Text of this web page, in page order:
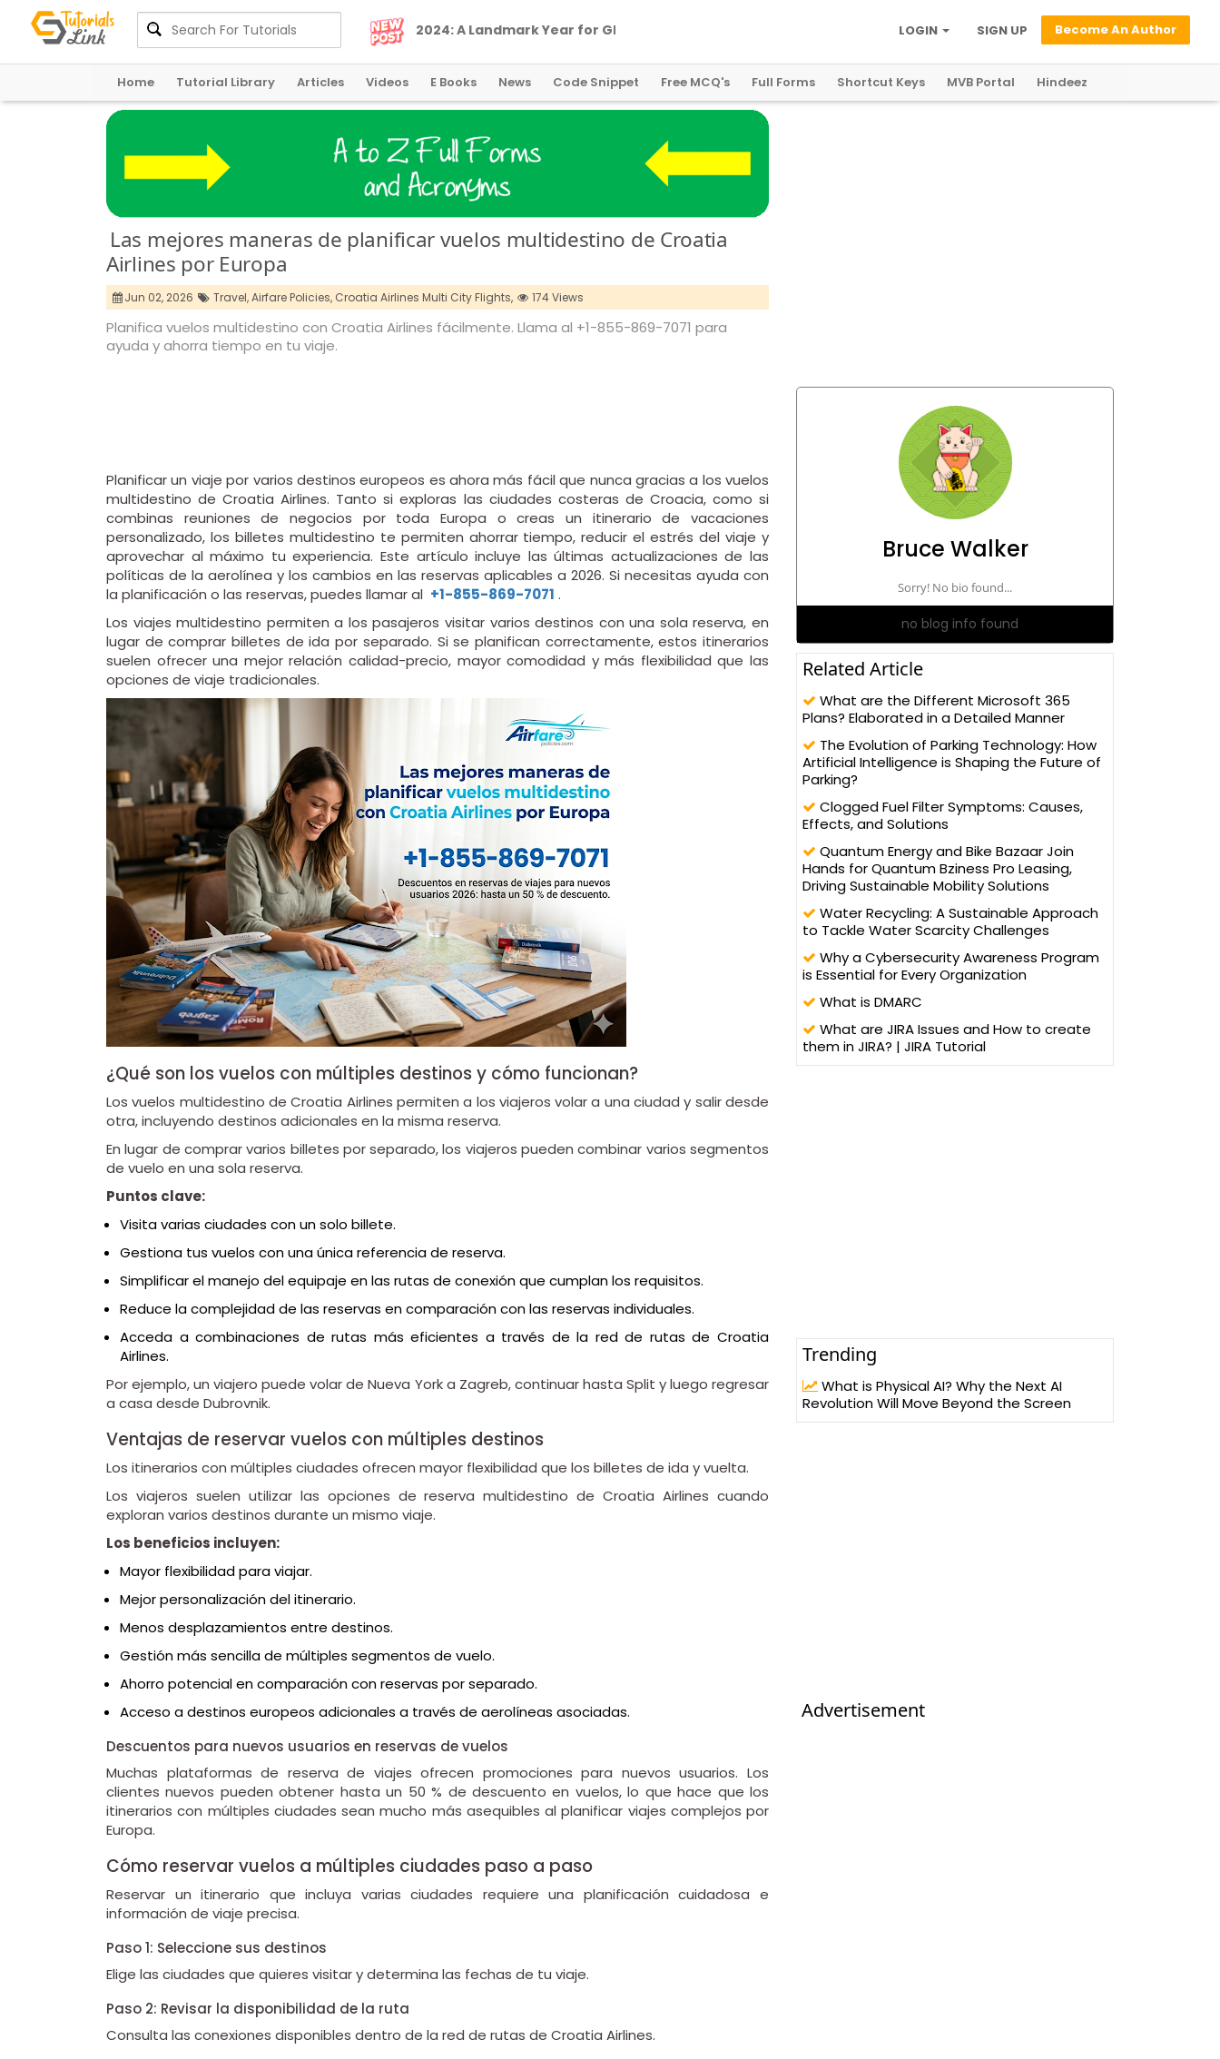
2024:A LandmarkYear for Gl Become An Author
SIGN UP
LOGIN
Home Tutorial Library Articles Videos E Books News Code Snippet Free MCQ's Full Forms Shortcut Keys MVB Portal Hindeez
Las mejores maneras de planificar vuelos multidestino de Croatia
Airlines por Europa
Jun 02, 2026 Travel,Airfare Policies, Croatia Airlines Multi City Flights, 174 Views
Planifica vuelos multidestino con Croatia Airlines fácilmente. Llama al +1-855-869-7071 para
ayuda y ahorra tiempo en tu viaje.
Planificar un viaje por varios destinos europeos es ahora más fácil que nunca gracias a los vuelos
multidestino de Croatia Airlines. Tanto si exploras las ciudades costeras de Croacia, como si
combinas reuniones de negocios por toda Europa o creas un itinerario de vacaciones
personalizado, los billetes multidestino te permiten ahorrar tiempo, reducir el estrés del viaje y
aprovechar al máximo tu experiencia. Este artículo incluye las últimas actualizaciones de las
políticas de la aerolínea y los cambios en las reservas aplicables a 2026. Si necesitas ayuda con
la planificación o las reservas, puedes llamar al +1-855-869-7071 .
Los viajes multidestino permiten a los pasajeros visitar varios destinos con una sola reserva, en
lugar de comprar billetes de ida por separado. Si se planifican correctamente, estos itinerarios
suelen ofrecer una mejor relación calidad-precio, mayor comodidad y más flexibilidad que las
opciones de viaje tradicionales.
¿Qué son los vuelos con múltiples destinos y cómo funcionan?
Los vuelos multidestino de Croatia Airlines permiten a los viajeros volar a una ciudad y salir desde
otra, incluyendo destinos adicionales en la misma reserva.
En lugar de comprar varios billetes por separado, los viajeros pueden combinar varios segmentos
de vuelo en una sola reserva.
Puntos clave:
Visita varias ciudades con un solo billete.
Gestiona tus vuelos con una única referencia de reserva.
Simplificar el manejo del equipaje en las rutas de conexión que cumplan los requisitos.
Reduce la complejidad de las reservas en comparación con las reservas individuales.
Acceda a combinaciones de rutas más eficientes a través de la red de rutas de Croatia
Airlines.
Por ejemplo, un viajero puede volar de Nueva York a Zagreb, continuar hasta Split y luego regresar
a casa desde Dubrovnik.
Ventajas de reservar vuelos con múltiples destinos
Los itinerarios con múltiples ciudades ofrecen mayor flexibilidad que los billetes de ida y vuelta.
Los viajeros suelen utilizar las opciones de reserva multidestino de Croatia Airlines cuando
exploran varios destinos durante un mismo viaje.
Los beneficios incluyen:
Mayor flexibilidad para viajar.
Mejor personalización del itinerario.
Menos desplazamientos entre destinos.
Gestión más sencilla de múltiples segmentos de vuelo.
Ahorro potencial en comparación con reservas por separado.
Acceso a destinos europeos adicionales a través de aerolíneas asociadas.
Descuentos para nuevos usuarios en reservas de vuelos
Muchas plataformas de reserva de viajes ofrecen promociones para nuevos usuarios. Los
clientes nuevos pueden obtener hasta un 50 % de descuento en vuelos, lo que hace que los
itinerarios con múltiples ciudades sean mucho más asequibles al planificar viajes complejos por
Europa.
Cómo reservar vuelos a múltiples ciudades paso a paso
Reservar un itinerario que incluya varias ciudades requiere una planificación cuidadosa e
información de viaje precisa.
Paso 1: Seleccione sus destinos
Elige las ciudades que quieres visitar y determina las fechas de tu viaje.
Paso 2: Revisar la disponibilidad de la ruta
Consulta las conexiones disponibles dentro de la red de rutas de Croatia Airlines.
Bruce Walker
Sorry! No bio found...
no blog info found
Related Article
What are the Different Microsoft 365
Plans? Elaborated in a Detailed Manner
The Evolution of Parking Technology: How
Artificial Intelligence is Shaping the Future of
Parking?
Clogged Fuel Filter Symptoms: Causes,
Effects, and Solutions
Quantum Energy and Bike Bazaar Join
Hands for Quantum Bziness Pro Leasing,
Driving Sustainable Mobility Solutions
Water Recycling: A Sustainable Approach
to Tackle Water Scarcity Challenges
Why a Cybersecurity Awareness Program
is Essential for Every Organization
What is DMARC
What are JIRA Issues and How to create
them in JIRA? | JIRA Tutorial
Trending
What is Physical AI? Why the Next AI
Revolution Will Move Beyond the Screen
Advertisement